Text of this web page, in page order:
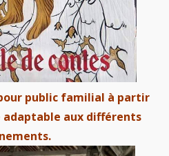
public familial à partir
adaptable aux différents